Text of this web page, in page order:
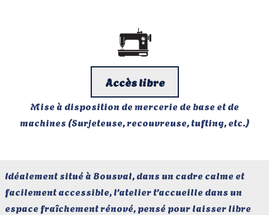
Accès libre
Mise à disposition de mercerie de base et de
machines (Surjeteuse, recouvreuse, tufting, etc.)
Idéalement situé à Bousval, dans un cadre calme et
facilement accessible, l’atelier t’accueille dans un
espace fraîchement rénové, pensé pour laisser libre